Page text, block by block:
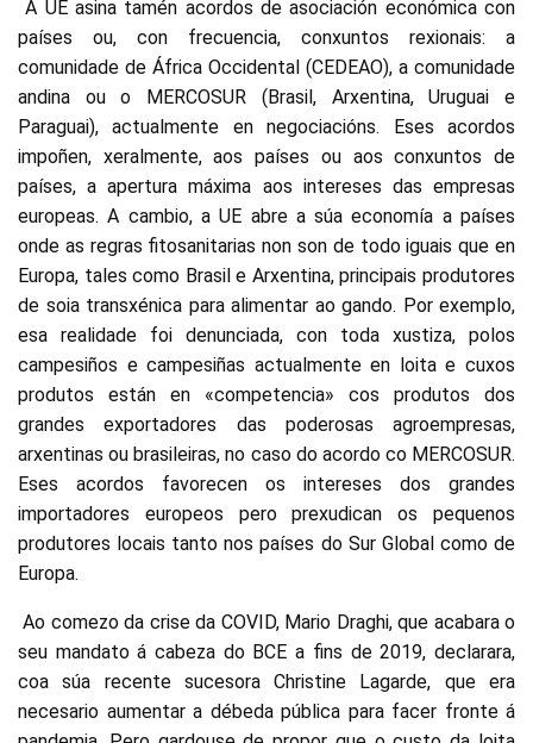
A UE asina tamén acordos de asociación económica con
países ou, con frecuencia, conxuntos rexionais: a
comunidade de África Occidental (CEDEAO), a comunidade
andina ou o MERCOSUR (Brasil, Arxentina, Uruguai e
Paraguai), actualmente en negociacións. Eses acordos
impoñen, xeralmente, aos países ou aos conxuntos de
países, a apertura máxima aos intereses das empresas
europeas. A cambio, a UE abre a súa economía a países
onde as regras fitosanitarias non son de todo iguais que en
Europa, tales como Brasil e Arxentina, principais produtores
de soia transxénica para alimentar ao gando. Por exemplo,
esa realidade foi denunciada, con toda xustiza, polos
campesiños e campesiñas actualmente en loita e cuxos
produtos están en «competencia» cos produtos dos
grandes exportadores das poderosas agroempresas,
arxentinas ou brasileiras, no caso do acordo co MERCOSUR.
Eses acordos favorecen os intereses dos grandes
importadores europeos pero prexudican os pequenos
produtores locais tanto nos países do Sur Global como de
Europa.
Ao comezo da crise da COVID, Mario Draghi, que acabara o
seu mandato á cabeza do BCE a fins de 2019, declarara,
coa súa recente sucesora Christine Lagarde, que era
necesario aumentar a débeda pública para facer fronte á